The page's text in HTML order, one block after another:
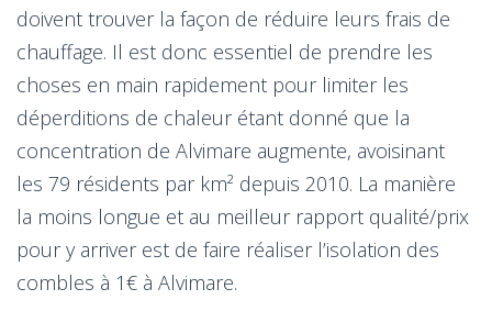
doivent trouver la façon de réduire leurs frais de
chauffage. Il est donc essentiel de prendre les
choses en main rapidement pour limiter les
déperditions de chaleur étant donné que la
concentration de Alvimare augmente, avoisinant
les 79 résidents par km² depuis 2010. La manière
la moins longue et au meilleur rapport qualité/prix
pour y arriver est de faire réaliser l’isolation des
combles à 1€ à Alvimare.